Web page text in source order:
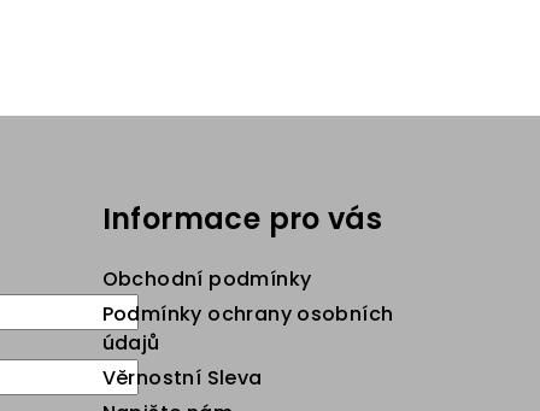
Informace pro vás
Obchodní podmínky
Podmínky ochrany osobních
údajů
Věrnostní Sleva